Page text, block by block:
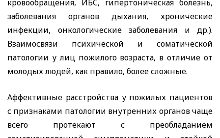
кровообращения, ИБС, гипертоническая болезнь,
заболевания органов дыхания, хронические
инфекции, онкологические заболевания и др.).
Взаимосвязи психической и соматической
патологии у лиц пожилого возраста, в отличие от
молодых людей, как правило, более сложные.
Аффективные расстройства у пожилых пациентов
с признаками патологии внутренних органов чаще
всего протекают с преобладанием